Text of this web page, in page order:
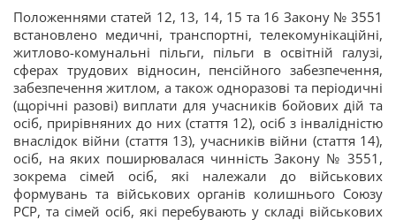
Положеннями статей 12, 13, 14, 15 та 16 Закону № 3551
встановлено медичні, транспортні, телекомунікаційні,
житлово-комунальні пільги, пільги в освітній галузі,
сферах трудових відносин, пенсійного забезпечення,
забезпечення житлом, а також одноразові та періодичні
(щорічні разові) виплати для учасників бойових дій та
осіб, прирівняних до них (стаття 12), осіб з інвалідністю
внаслідок війни (стаття 13), учасників війни (стаття 14),
осіб, на яких поширювалася чинність Закону № 3551,
зокрема сімей осіб, які належали до військових
формувань та військових органів колишнього Союзу
РСР, та сімей осіб, які перебувають у складі військових